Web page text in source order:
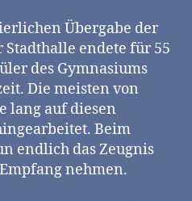
Übergabe der
endete für 55
des Gymnasiums
Die meisten von
lang auf diesen
Beim
endlich das Zeugnis
nehmen.